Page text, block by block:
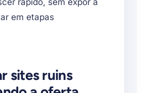
rápido, sem expor a
em etapas
sites ruins